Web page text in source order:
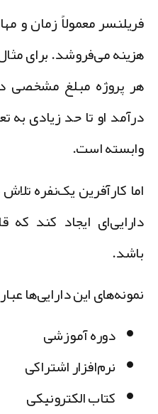
معمولاً زمان و
می‌فروشد. برای
پروژه مبلغ مشخصی
او تا حد زیادی به
است.
کارآفرین یک‌نفره تلاش
ایجاد کند که
این دارایی‌ها
دوره آموزشی
نرم‌افزار اشتراکی
کتاب الکترونیکی